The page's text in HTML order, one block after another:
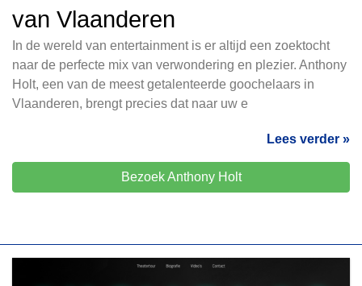
van Vlaanderen
In de wereld van entertainment is er altijd een zoektocht
naar de perfecte mix van verwondering en plezier. Anthony
Holt, een van de meest getalenteerde goochelaars in
Vlaanderen, brengt precies dat naar uw e
Lees verder »
Bezoek Anthony Holt